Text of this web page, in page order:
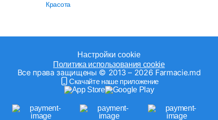
Красота
Все права защищены © 2013 – 2026 Farmacie.md
Скачайте наше приложение
Настройки cookie
Политика использования cookie